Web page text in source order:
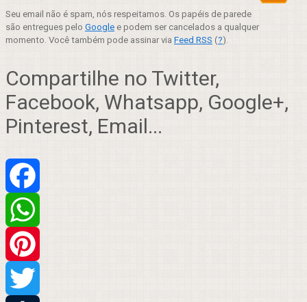
Seu email não é spam, nós respeitamos. Os papéis de parede
são entregues pelo Google e podem ser cancelados a qualquer
momento. Você também pode assinar via Feed RSS (?).
Compartilhe no Twitter,
Facebook, Whatsapp, Google+,
Pinterest, Email...
Facebook
WhatsApp
Pinterest